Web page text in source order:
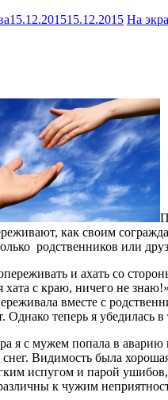
15.12.201515.12.2015 На
как своим
родственников или
и ахать со
с краю, ничего не
вместе с
Однако теперь я убедилась
я с мужем попала в
Видимость была
испугом и парой
к чужим